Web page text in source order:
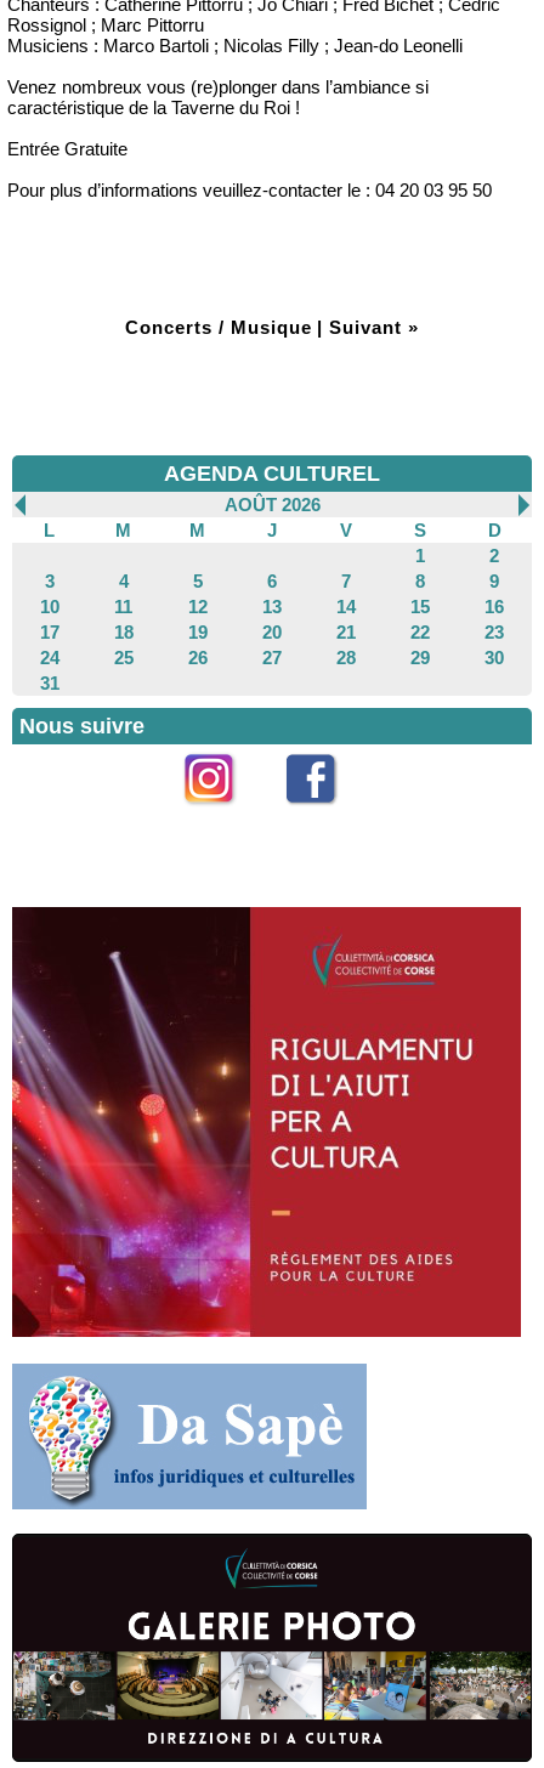
Chanteurs : Catherine Pittorru ; Jo Chiari ; Fred Bichet ; Cedric
Rossignol ; Marc Pittorru
Musiciens : Marco Bartoli ; Nicolas Filly ; Jean-do Leonelli
Venez nombreux vous (re)plonger dans l’ambiance si
caractéristique de la Taverne du Roi !
Entrée Gratuite
Pour plus d’informations veuillez-contacter le : 04 20 03 95 50
Concerts / Musique | Suivant »
AGENDA CULTUREL
AOÛT 2026
L
M M J V S
D
1
2
3
4 5 6 7 8
9
10
11 12 13 14 15
16
17
18 19 20 21 22
23
24
25 26 27 28 29
30
31
Nous suivre